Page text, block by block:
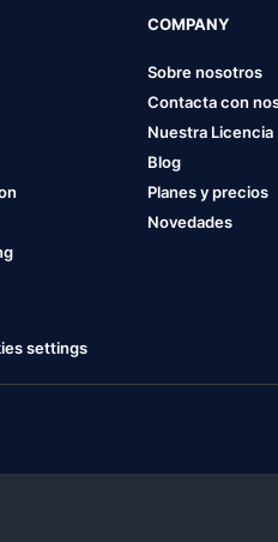
COMPANY
Sobre nosotros
Contacta con
Nuestra Licencia
Blog
Planes y precios
Novedades
settings